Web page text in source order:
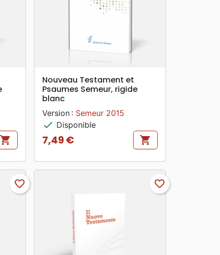
shopping_cart
search APERÇU RAPIDE
Nouveau Testament et
Psaumes Semeur, rigide
blanc
Version : Semeur 2015
check Disponible
Prix
7,49 € shopping_cart
favorite_border favorite_border